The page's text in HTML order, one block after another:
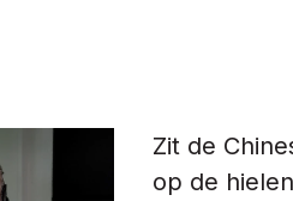
Zit de
op de